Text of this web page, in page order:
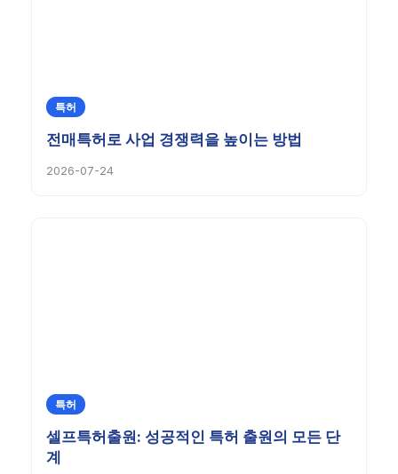
특허
전매특허로 사업 경쟁력을 높이는 방법
2026-07-24
특허
셀프특허출원: 성공적인 특허 출원의 모든 단
계